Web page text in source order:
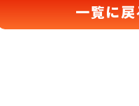
一覧に